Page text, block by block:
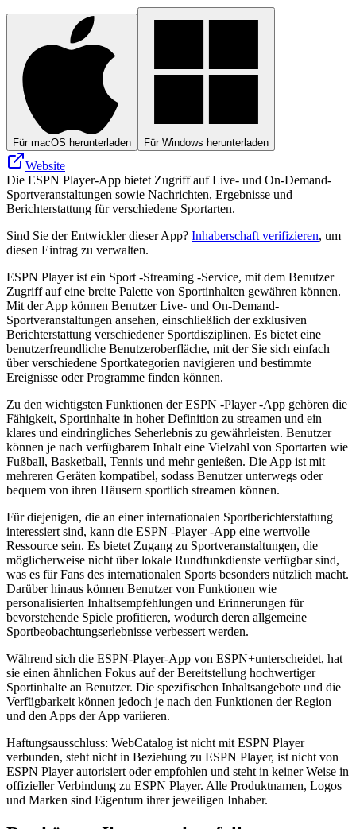
Für macOS herunterladen Für Windows herunterladen
Website
Die ESPN Player-App bietet Zugriff auf Live- und On-Demand-
Sportveranstaltungen sowie Nachrichten, Ergebnisse und
Berichterstattung für verschiedene Sportarten.
Sind Sie der Entwickler dieser App? Inhaberschaft verifizieren, um
diesen Eintrag zu verwalten.
ESPN Player ist ein Sport -Streaming -Service, mit dem Benutzer
Zugriff auf eine breite Palette von Sportinhalten gewähren können.
Mit der App können Benutzer Live- und On-Demand-
Sportveranstaltungen ansehen, einschließlich der exklusiven
Berichterstattung verschiedener Sportdisziplinen. Es bietet eine
benutzerfreundliche Benutzeroberfläche, mit der Sie sich einfach
über verschiedene Sportkategorien navigieren und bestimmte
Ereignisse oder Programme finden können.
Zu den wichtigsten Funktionen der ESPN -Player -App gehören die
Fähigkeit, Sportinhalte in hoher Definition zu streamen und ein
klares und eindringliches Seherlebnis zu gewährleisten. Benutzer
können je nach verfügbarem Inhalt eine Vielzahl von Sportarten wie
Fußball, Basketball, Tennis und mehr genießen. Die App ist mit
mehreren Geräten kompatibel, sodass Benutzer unterwegs oder
bequem von ihren Häusern sportlich streamen können.
Für diejenigen, die an einer internationalen Sportberichterstattung
interessiert sind, kann die ESPN -Player -App eine wertvolle
Ressource sein. Es bietet Zugang zu Sportveranstaltungen, die
möglicherweise nicht über lokale Rundfunkdienste verfügbar sind,
was es für Fans des internationalen Sports besonders nützlich macht.
Darüber hinaus können Benutzer von Funktionen wie
personalisierten Inhaltsempfehlungen und Erinnerungen für
bevorstehende Spiele profitieren, wodurch deren allgemeine
Sportbeobachtungserlebnisse verbessert werden.
Während sich die ESPN-Player-App von ESPN+unterscheidet, hat
sie einen ähnlichen Fokus auf der Bereitstellung hochwertiger
Sportinhalte an Benutzer. Die spezifischen Inhaltsangebote und die
Verfügbarkeit können jedoch je nach den Funktionen der Region
und den Apps der App variieren.
Haftungsausschluss: WebCatalog ist nicht mit ESPN Player
verbunden, steht nicht in Beziehung zu ESPN Player, ist nicht von
ESPN Player autorisiert oder empfohlen und steht in keiner Weise in
offizieller Verbindung zu ESPN Player. Alle Produktnamen, Logos
und Marken sind Eigentum ihrer jeweiligen Inhaber.